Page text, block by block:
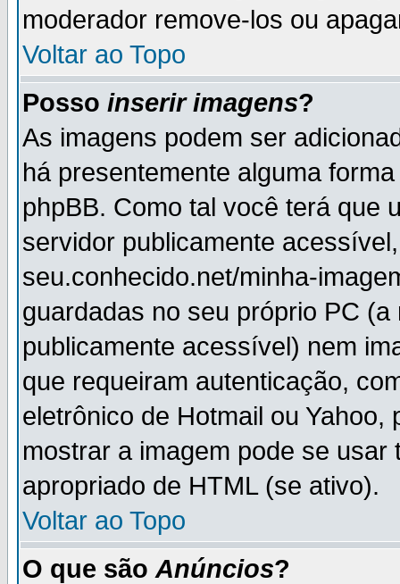
moderador remove-los ou
Voltar ao Topo
Posso inserir imagens?
As imagens podem ser
há presentemente alguma
phpBB. Como tal você terá que
servidor publicamente
seu.conhecido.net/minha-
guardadas no seu próprio PC
publicamente acessível) nem
que requeiram autenticação,
eletrônico de Hotmail ou
mostrar a imagem pode se
apropriado de HTML (se ativo).
Voltar ao Topo
O que são Anúncios?